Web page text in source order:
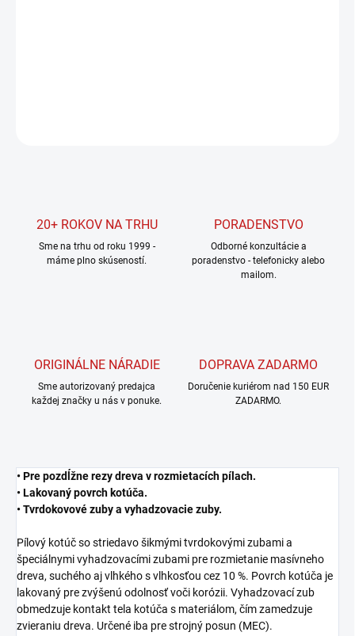
20+ ROKOV NA TRHU
Sme na trhu od roku 1999 -
máme plno skúseností.
PORADENSTVO
Odborné konzultácie a
poradenstvo - telefonicky alebo
mailom.
ORIGINÁLNE NÁRADIE
Sme autorizovaný predajca
každej značky u nás v ponuke.
DOPRAVA ZADARMO
Doručenie kuriérom nad 150 EUR
ZADARMO.
• Pre pozdĺžne rezy dreva v rozmietacích pílach.
• Lakovaný povrch kotúča.
• Tvrdokovové zuby a vyhadzovacie zuby.
Pílový kotúč so striedavo šikmými tvrdokovými zubami a
špeciálnymi vyhadzovacími zubami pre rozmietanie masívneho
dreva, suchého aj vlhkého s vlhkosťou cez 10 %. Povrch kotúča je
lakovaný pre zvýšenú odolnosť voči korózii. Vyhadzovací zub
obmedzuje kontakt tela kotúča s materiálom, čím zamedzuje
zvieraniu dreva. Určené iba pre strojný posun (MEC).